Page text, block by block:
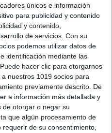
únicos e información
para publicidad y contenido
y contenido,
de servicios. Con su
podemos utilizar datos de
identificación mediante las
hacer clic para otorgarnos
nuestros 1019 socios para
previamente descrito. De
a información más detallada y
de otorgar o negar su
que algún procesamiento de
de su consentimiento,
PARA
LIBRO
Libro, es la ocasión
el amor por la lectura
español. Ya sea en un